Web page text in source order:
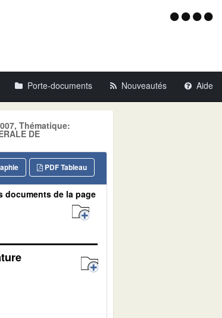
Menu
Porte-documents Nouveautés Aide
Thématique:
DE
PDF Tableau
documents de la page